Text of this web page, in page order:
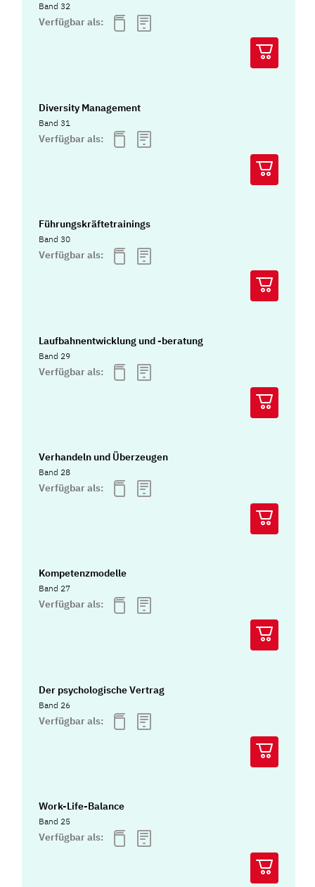
Band 32
Verfügbar als:
Diversity Management
Band 31
Verfügbar als:
Führungskräftetrainings
Band 30
Verfügbar als:
Laufbahnentwicklung und -beratung
Band 29
Verfügbar als:
Verhandeln und Überzeugen
Band 28
Verfügbar als:
Kompetenzmodelle
Band 27
Verfügbar als:
Der psychologische Vertrag
Band 26
Verfügbar als:
Work-Life-Balance
Band 25
Verfügbar als: